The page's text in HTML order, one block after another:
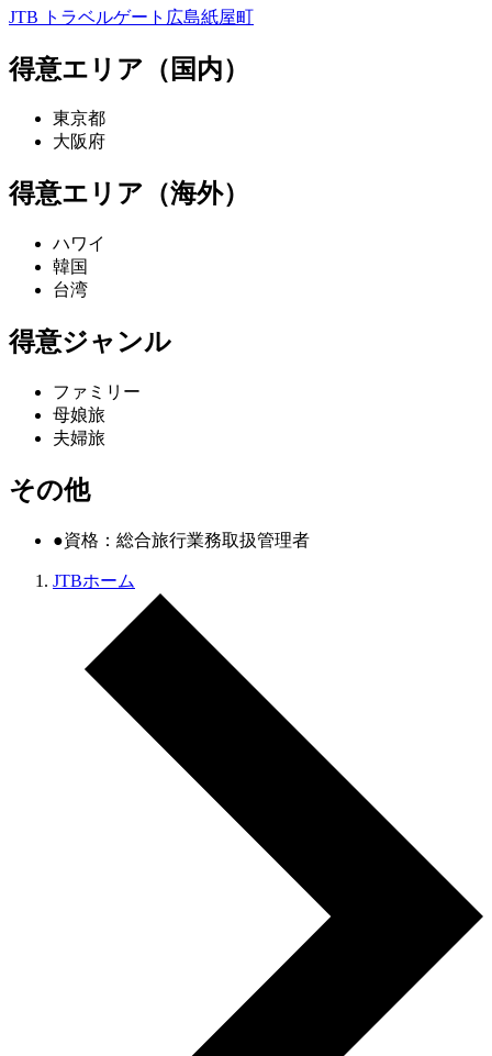
JTB トラベルゲート広島紙屋町
得意エリア（国内）
東京都
大阪府
得意エリア（海外）
ハワイ
韓国
台湾
得意ジャンル
ファミリー
母娘旅
夫婦旅
その他
●資格：総合旅行業務取扱管理者
JTBホーム